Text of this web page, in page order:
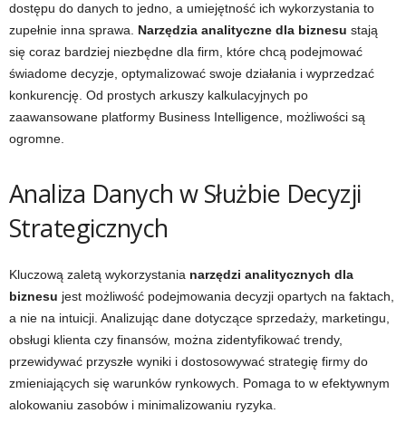
dostępu do danych to jedno, a umiejętność ich wykorzystania to
zupełnie inna sprawa. Narzędzia analityczne dla biznesu stają
się coraz bardziej niezbędne dla firm, które chcą podejmować
świadome decyzje, optymalizować swoje działania i wyprzedzać
konkurencję. Od prostych arkuszy kalkulacyjnych po
zaawansowane platformy Business Intelligence, możliwości są
ogromne.
Analiza Danych w Służbie Decyzji
Strategicznych
Kluczową zaletą wykorzystania narzędzi analitycznych dla
biznesu jest możliwość podejmowania decyzji opartych na faktach,
a nie na intuicji. Analizując dane dotyczące sprzedaży, marketingu,
obsługi klienta czy finansów, można zidentyfikować trendy,
przewidywać przyszłe wyniki i dostosowywać strategię firmy do
zmieniających się warunków rynkowych. Pomaga to w efektywnym
alokowaniu zasobów i minimalizowaniu ryzyka.